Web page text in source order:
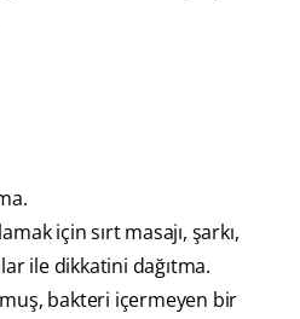
için sırt masajı, şarkı,
ile dikkatini dağıtma.
bakteri içermeyen bir